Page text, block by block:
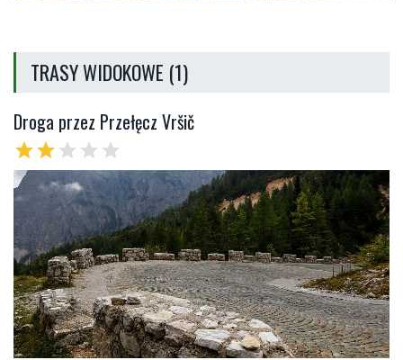
TRASY WIDOKOWE (1)
Droga przez Przełęcz Vršič
starstar star star star